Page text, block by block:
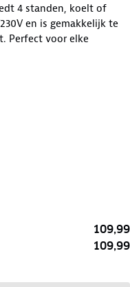
4 standen, koelt of
en is gemakkelijk te
Perfect voor elke
109,99
109,99